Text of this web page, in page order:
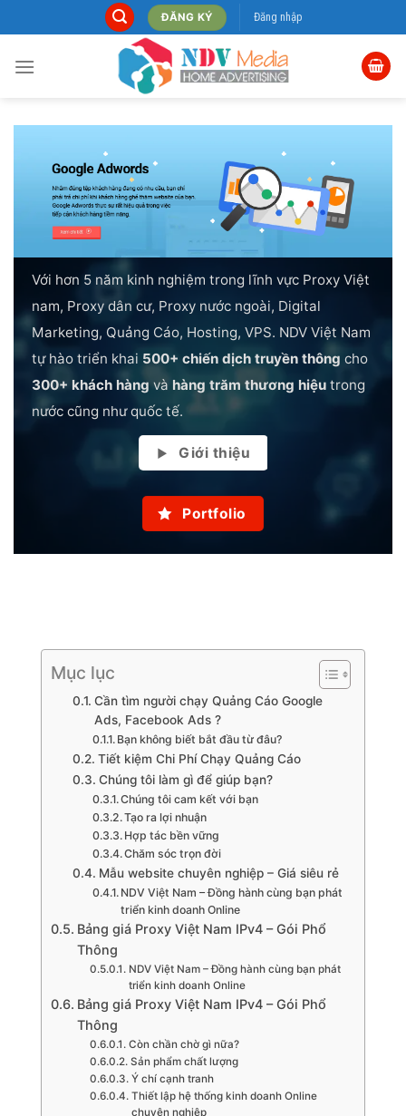
to
content
ĐĂNG KÝ Đăng nhập
Với hơn 5 năm kinh nghiệm trong lĩnh vực Proxy Việt
nam, Proxy dân cư, Proxy nước ngoài, Digital
Marketing, Quảng Cáo, Hosting, VPS. NDV Việt Nam
tự hào triển khai 500+ chiến dịch truyền thông cho
300+ khách hàngvà hàng trăm thương hiệu trong
nước cũng như quốc tế.
Giới thiệu
Portfolio
Mục lục
Cần tìm người chạy Quảng Cáo Google
Ads, Facebook Ads ?
Bạn không biết bắt đầu từ đâu?
Tiết kiệm Chi Phí Chạy Quảng Cáo
Chúng tôi làm gì để giúp bạn?
Chúng tôi cam kết với bạn
Tạo ra lợi nhuận
Hợp tác bền vững
Chăm sóc trọn đời
Mẫu website chuyên nghiệp – Giá siêu rẻ
NDV Việt Nam – Đồng hành cùng bạn phát
triển kinh doanh Online
Bảng giá Proxy Việt Nam IPv4 – Gói Phổ
Thông
NDV Việt Nam – Đồng hành cùng bạn phát
triển kinh doanh Online
Bảng giá Proxy Việt Nam IPv4 – Gói Phổ
Thông
Còn chần chờ gì nữa?
Sản phẩm chất lượng
Ý chí cạnh tranh
Thiết lập hệ thống kinh doanh Online
chuyên nghiệp